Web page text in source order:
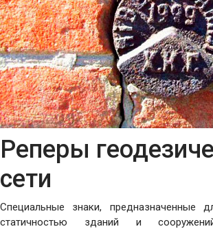
Реперы
сети
Специальные знаки, предназначенные
статичностью зданий и